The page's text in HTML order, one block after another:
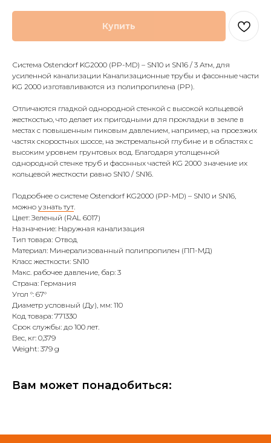
Купить
Система Ostendorf KG2000 (PP-MD) – SN10 и SN16 / 3 Атм, для
усиленной канализации Канализационные трубы и фасонные части
KG 2000 изготавливаются из полипропилена (PP).
Отличаются гладкой однородной стенкой с высокой кольцевой
жесткостью, что делает их пригодными для прокладки в земле в
местах с повышенным пиковым давлением, например, на проезжих
частях скоростных шоссе, на экстремальной глубине и в областях с
высоким уровнем грунтовых вод. Благодаря утолщенной
однородной стенке труб и фасонных частей KG 2000 значение их
кольцевой жесткости равно SN10 / SN16.
Подробнее о системе Ostendorf KG2000 (PP-MD) – SN10 и SN16,
можно узнать тут.
Цвет: Зеленый (RAL 6017)
Назначение: Наружная канализация
Тип товара: Отвод
Материал: Минерализованный полипропилен (ПП-МД)
Класс жесткости: SN10
Макс. рабочее давление, бар: 3
Страна: Германия
Угол °: 67°
Диаметр условный (Ду), мм: 110
Код товара: 771330
Срок службы: до 100 лет.
Вес, кг: 0,379
Weight: 379 g
Вам может понадобиться: